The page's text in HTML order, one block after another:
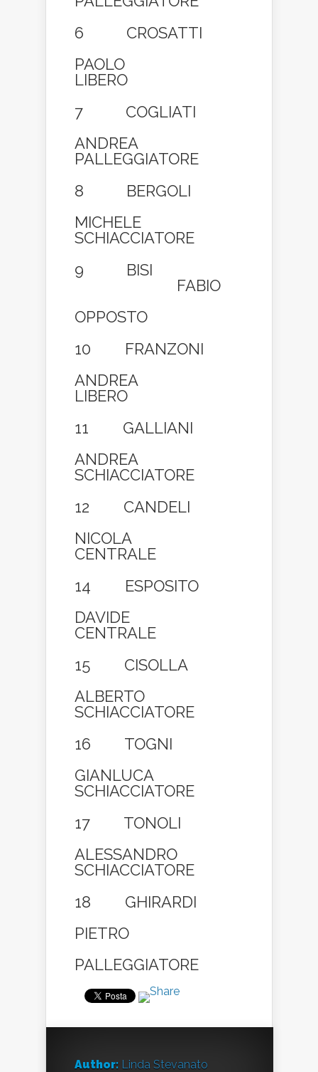
6 CROSATTI
PAOLO
LIBERO
7 COGLIATI
ANDREA
PALLEGGIATORE
8 BERGOLI
MICHELE
SCHIACCIATORE
9 BISI
FABIO
OPPOSTO
10 FRANZONI
ANDREA
LIBERO
11 GALLIANI
ANDREA
SCHIACCIATORE
12 CANDELI
NICOLA
CENTRALE
14 ESPOSITO
DAVIDE
CENTRALE
15 CISOLLA
ALBERTO
SCHIACCIATORE
16 TOGNI
GIANLUCA
SCHIACCIATORE
17 TONOLI
ALESSANDRO
SCHIACCIATORE
18 GHIRARDI
PIETRO
PALLEGGIATORE
Author: Linda Stevanato